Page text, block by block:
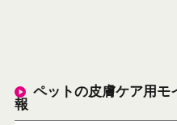
ペットの皮膚ケア用モ
報